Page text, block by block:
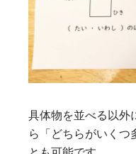
具体物を並べる以外
ら「どちらがいくつ